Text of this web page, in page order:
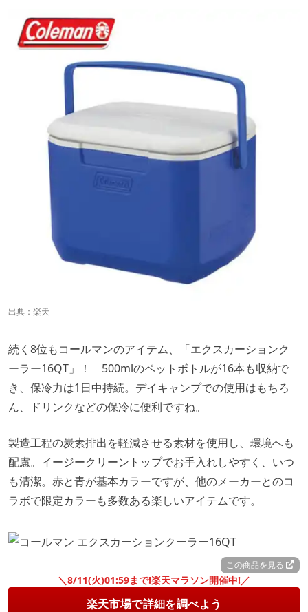
出典： 楽天
続く8位もコールマンのアイテム、「エクスカーションク
ーラー16QT」！ 500mlのペットボトルが16本も収納で
き、保冷力は1日中持続。デイキャンプでの使用はもちろ
ん、ドリンクなどの保冷に便利ですね。
製造工程の炭素排出を軽減させる素材を使用し、環境へも
配慮。イージークリーントップでお手入れしやすく、いつ
も清潔。赤と青が基本カラーですが、他のメーカーとのコ
ラボで限定カラーも多数ある楽しいアイテムです。
この商品を見る
＼8/11(火)01:59まで!楽天マラソン開催中!／
楽天市場で詳細を調べよう